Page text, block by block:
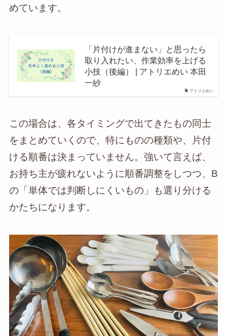
めています。
アトリエめい
「片付けが進まない」と思ったら
取り入れたい、作業効率を上げる
小技（後編） | アトリエめい 本田
一紗
この場合は、各タイミングで出てきたもの同士
をまとめていくので、特にものの種類や、片付
ける順番は決まっていません。強いて言えば、
お持ち主が疲れないように順番調整をしつつ、B
の「単体では判断しにくいもの」も選り分ける
かたちになります。